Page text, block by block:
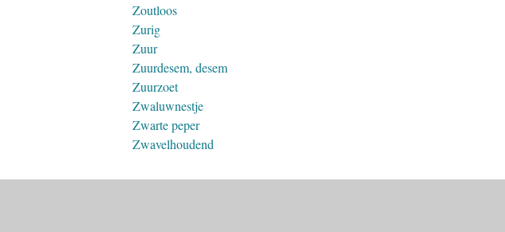
Zoutloos
Zurig
Zuur
Zuurdesem, desem
Zuurzoet
Zwaluwnestje
Zwarte peper
Zwavelhoudend